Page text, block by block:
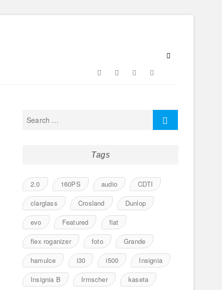
FacebookTwitterGoogle
Instagram
Tags
2.0 160PS audio
CDTI
clarglass
Crosland
Dunlop
evo
Featured
fiat
flex roganizer
foto
Grande
hamulce
i30 i500
Insignia
Insignia B
Irmscher
kaseta